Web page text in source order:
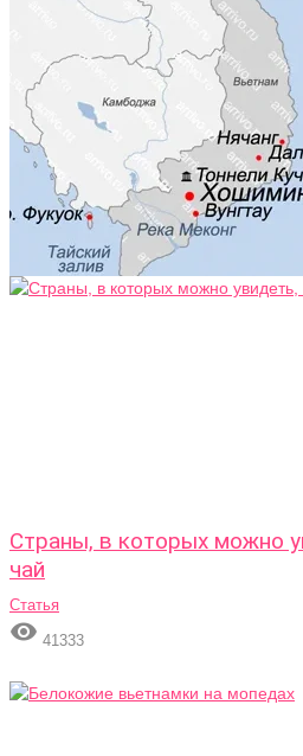
Страны, в которых можно
чай
Статья
 41333